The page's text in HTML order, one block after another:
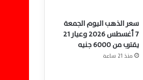
سعر الذهب اليوم الجمعة
7 أغسطس 2026 وعيار 21
يقترب من 6000 جنيه
منذ 21 ساعة